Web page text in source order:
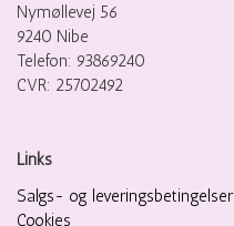
Nymøllevej 56
9240 Nibe
Telefon: 93869240
CVR: 25702492
Links
Salgs- og leveringsbetingelser
Cookies